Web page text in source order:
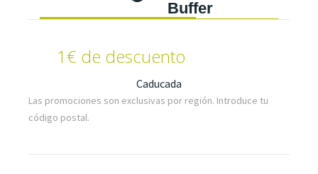
1€ de descuento
Caducada
Las promociones son exclusivas por región. Introduce tu
código postal.